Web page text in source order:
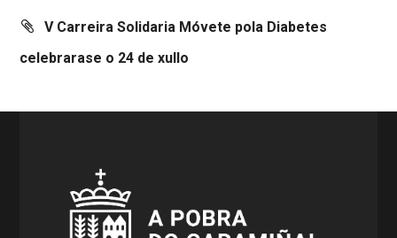
V Carreira Solidaria Móvete pola Diabetes
celebrarase o 24 de xullo